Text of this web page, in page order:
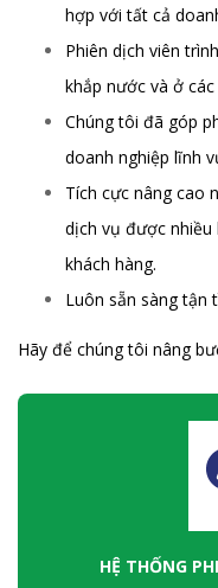
hợp với tất cả
Phiên dịch viên
khắp nước và ở các
Chúng tôi đã góp
doanh nghiệp lĩnh
Tích cực nâng cao
dịch vụ được nhiều
khách hàng.
Luôn sẵn sàng tận
Hãy để chúng tôi nâng
HỆ THỐNG